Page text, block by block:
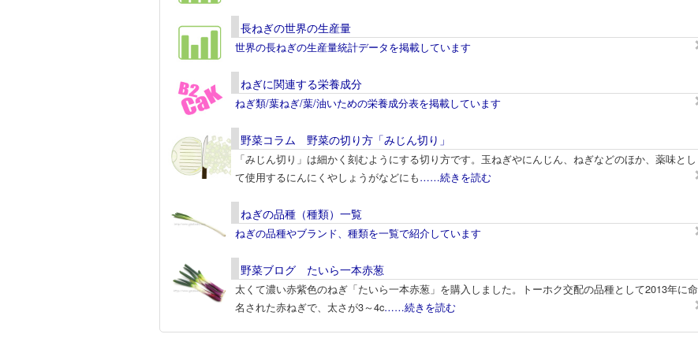
長ねぎの世界の生産量
世界の長ねぎの生産量統計データを掲載しています
ねぎに関連する栄養成分
ねぎ類/葉ねぎ/葉/油いための栄養成分表を掲載しています
野菜コラム 野菜の切り方「みじん切り」
「みじん切り」は細かく刻むようにする切り方です。玉ねぎやにんじん、ねぎなどのほか、薬味とし
て使用するにんにくやしょうがなどにも……続きを読む
ねぎの品種（種類）一覧
ねぎの品種やブランド、種類を一覧で紹介しています
野菜ブログ たいら一本赤葱
太くて濃い赤紫色のねぎ「たいら一本赤葱」を購入しました。トーホク交配の品種として2013年に命
名された赤ねぎで、太さが3～4c……続きを読む